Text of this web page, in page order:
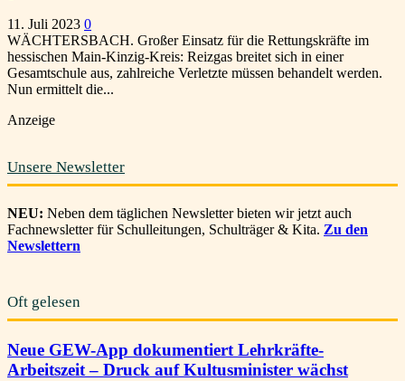
11. Juli 2023 0
WÄCHTERSBACH. Großer Einsatz für die Rettungskräfte im
hessischen Main-Kinzig-Kreis: Reizgas breitet sich in einer
Gesamtschule aus, zahlreiche Verletzte müssen behandelt werden.
Nun ermittelt die...
Anzeige
Unsere Newsletter
NEU: Neben dem täglichen Newsletter bieten wir jetzt auch
Fachnewsletter für Schulleitungen, Schulträger & Kita. Zu den
Newslettern
Oft gelesen
Neue GEW-App dokumentiert Lehrkräfte-
Arbeitszeit – Druck auf Kultusminister wächst